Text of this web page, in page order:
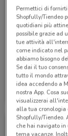
Acqua &
Scade mercoledì
Permettici di
Shopfully/Tiendeo
quotidiani più
possibile grazie ad
tue attività
come indicato nel
abbiamo bisogno
Se dai il tuo
tutto il mondo
idea accedendo a
nostra App. Cosa
visualizzerai
alla tua cronologia
Shopfully/Tiendeo.
che hai navigato
tema vacanze.